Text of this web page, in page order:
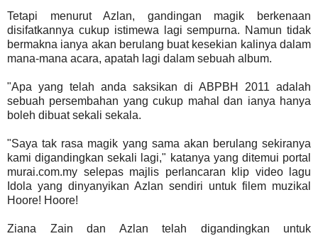
Tetapi menurut Azlan, gandingan magik berkenaan
disifatkannya cukup istimewa lagi sempurna. Namun tidak
bermakna ianya akan berulang buat kesekian kalinya dalam
mana-mana acara, apatah lagi dalam sebuah album.
"Apa yang telah anda saksikan di ABPBH 2011 adalah
sebuah persembahan yang cukup mahal dan ianya hanya
boleh dibuat sekali sekala.
"Saya tak rasa magik yang sama akan berulang sekiranya
kami digandingkan sekali lagi," katanya yang ditemui portal
murai.com.my selepas majlis perlancaran klip video lagu
Idola yang dinyanyikan Azlan sendiri untuk filem muzikal
Hoore! Hoore!
Ziana Zain dan Azlan telah digandingkan untuk